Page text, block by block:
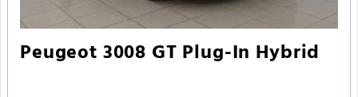
Peugeot 3008 GT Plug-In Hybrid